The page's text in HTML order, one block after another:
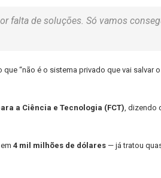
falta de soluções. Só vamos
que “não é o sistema privado que vai salvar
a Ciência e Tecnologia (FCT), dizendo
4 mil milhões de dólares — já tratou